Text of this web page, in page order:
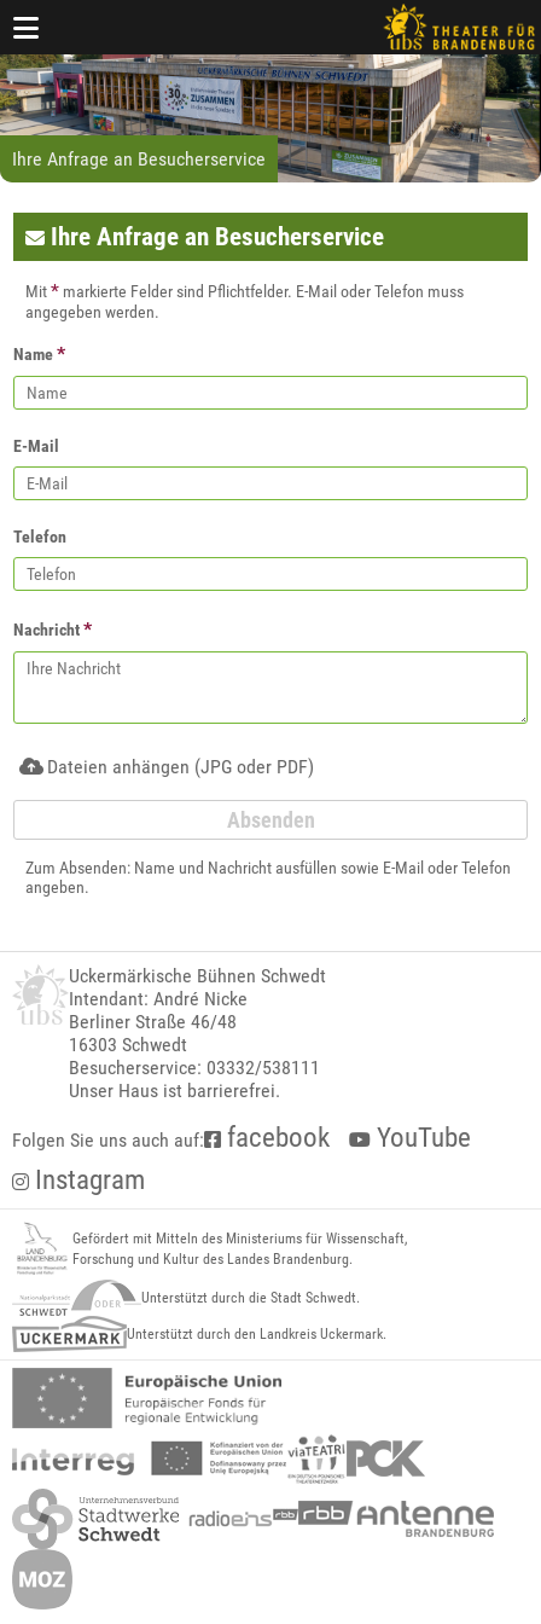
Ihre Anfrage an Besucherservice
Ihre Anfrage an Besucherservice
Mit* markierte Felder sind Pflichtfelder. E-Mail oder Telefon muss
angegeben werden.
Name*
E-Mail
Telefon
Nachricht*
Dateien anhängen (JPG oder PDF)
Zum Absenden: Name und Nachricht ausfüllen sowie E-Mail oder Telefon
angeben.
Uckermärkische Bühnen Schwedt
Intendant: André Nicke
Berliner Straße 46/48
16303 Schwedt
Besucherservice: 03332/538111
Unser Haus ist barrierefrei.
Folgen Sie uns auch auf: facebook
YouTube
Instagram
Gefördert mit Mitteln des Ministeriums für Wissenschaft,
Forschung und Kultur des Landes Brandenburg.
Unterstützt durch die Stadt Schwedt.
Unterstützt durch den Landkreis Uckermark.